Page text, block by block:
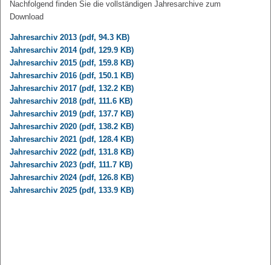
Nachfolgend finden Sie die vollständigen Jahresarchive zum
Download
Jahresarchiv 2013 (pdf, 94.3 KB)
Jahresarchiv 2014 (pdf, 129.9 KB)
Jahresarchiv 2015 (pdf, 159.8 KB)
Jahresarchiv 2016 (pdf, 150.1 KB)
Jahresarchiv 2017 (pdf, 132.2 KB)
Jahresarchiv 2018 (pdf, 111.6 KB)
Jahresarchiv 2019 (pdf, 137.7 KB)
Jahresarchiv 2020 (pdf, 138.2 KB)
Jahresarchiv 2021 (pdf, 128.4 KB)
Jahresarchiv 2022 (pdf, 131.8 KB)
Jahresarchiv 2023 (pdf, 111.7 KB)
Jahresarchiv 2024 (pdf, 126.8 KB)
Jahresarchiv 2025 (pdf, 133.9 KB)